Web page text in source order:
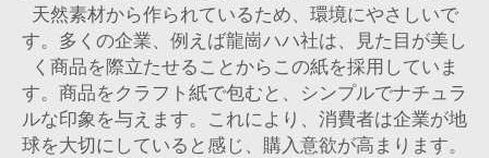
天然素材から作られているため、環境にやさしいで
す。多くの企業、例えば龍崗ハハ社は、見た目が美し
く商品を際立たせることからこの紙を採用していま
す。商品をクラフト紙で包むと、シンプルでナチュラ
ルな印象を与えます。これにより、消費者は企業が地
球を大切にしていると感じ、購入意欲が高まります。